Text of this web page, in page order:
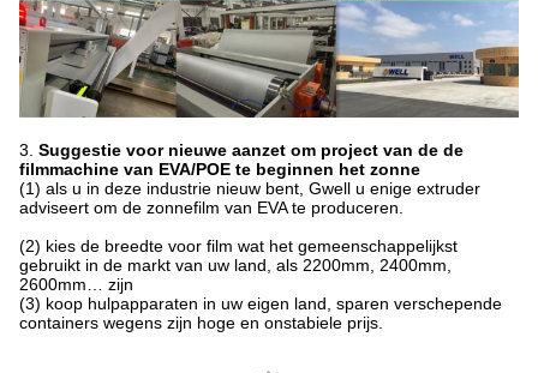
3. Suggestie voor nieuwe aanzet om project van de de
filmmachine van EVA/POE te beginnen het zonne
(1) als u in deze industrie nieuw bent, Gwell u enige extruder
adviseert om de zonnefilm van EVA te produceren.
(2) kies de breedte voor film wat het gemeenschappelijkst
gebruikt in de markt van uw land, als 2200mm, 2400mm,
2600mm… zijn
(3) koop hulpapparaten in uw eigen land, sparen verschepende
containers wegens zijn hoge en onstabiele prijs.